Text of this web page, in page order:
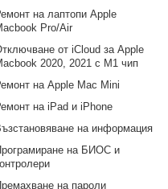
на лаптопи Apple
Pro/Air
от iCloud за Apple
2020, 2021 с M1 чип
на Apple Mac Mini
на iPad и iPhone
на информация
на БИОС и
на пароли